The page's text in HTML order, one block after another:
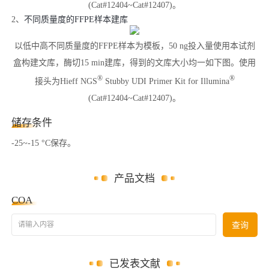
(Cat#12404~Cat#12407)。
2、 不同质量度的FFPE样本建库
以低中高不同质量度的FFPE样本为模板，50 ng投入量使用本试剂
盒构建文库，酶切15 min建库，得到的文库大小均一如下图。使用
接头为Hieff NGS®Stubby UDI Primer Kit for Illumina®
(Cat#12404~Cat#12407)。
储存条件
-25~-15 °C保存。
产品文档
COA
请输入内容 查询
已发表文献